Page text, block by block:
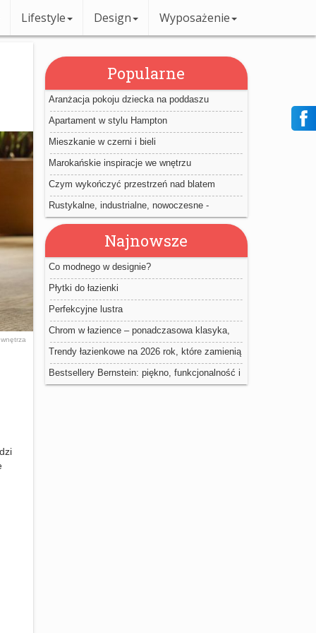
Lifestyle Design Wyposażenie
wnętrza
Popularne
Aranżacja pokoju dziecka na poddaszu
Apartament w stylu Hampton
Mieszkanie w czerni i bieli
Marokańskie inspiracje we wnętrzu
Czym wykończyć przestrzeń nad blatem
kuchennym?
Rustykalne, industrialne, nowoczesne -
wewnętrzne drzwi przesuwne
Najnowsze
Co modnego w designie?
Płytki do łazienki
Perfekcyjne lustra
Chrom w łazience – ponadczasowa klasyka,
która nigdy nie wychodzi z mody
Trendy łazienkowe na 2026 rok, które zamienią
Twoją przestrzeń w domowe spa
Bestsellery Bernstein: piękno, funkcjonalność i
nowoczesność w łazience